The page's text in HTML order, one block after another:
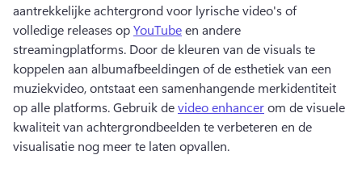
aantrekkelijke achtergrond voor lyrische video's of
volledige releases op YouTube en andere
streamingplatforms. Door de kleuren van de visuals te
koppelen aan albumafbeeldingen of de esthetiek van een
muziekvideo, ontstaat een samenhangende merkidentiteit
op alle platforms. Gebruik de video enhancer om de visuele
kwaliteit van achtergrondbeelden te verbeteren en de
visualisatie nog meer te laten opvallen.